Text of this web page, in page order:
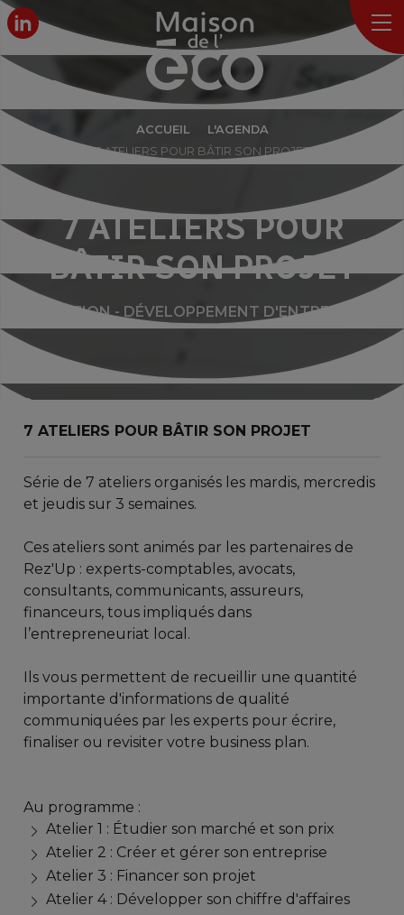
ACCUEIL
L'AGENDA
7 ATELIERS POUR BÂTIR SON PROJET
7 ATELIERS POUR
BÂTIR SON PROJET
CRÉATION - DÉVELOPPEMENT D'ENTREPRISE
7 ATELIERS POUR BÂTIR SON PROJET
Série de 7 ateliers organisés les mardis, mercredis
et jeudis sur 3 semaines.
Ces ateliers sont animés par les partenaires de
Rez'Up : experts-comptables, avocats,
consultants, communicants, assureurs,
financeurs, tous impliqués dans
l’entrepreneuriat local.
Ils vous permettent de recueillir une quantité
importante d'informations de qualité
communiquées par les experts pour écrire,
finaliser ou revisiter votre business plan.
Au programme :
Atelier 1 : Étudier son marché et son prix
Atelier 2 : Créer et gérer son entreprise
Atelier 3 : Financer son projet
Atelier 4 : Développer son chiffre d'affaires